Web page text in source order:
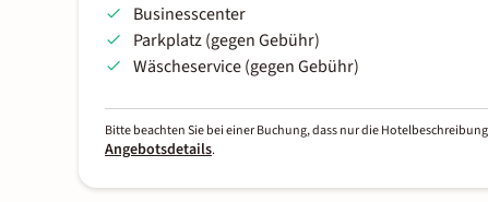
Businesscenter
Parkplatz (gegen Gebühr)
Wäscheservice (gegen Gebühr)
Bitte beachten Sie bei einer Buchung, dass nur die
Angebotsdetails.